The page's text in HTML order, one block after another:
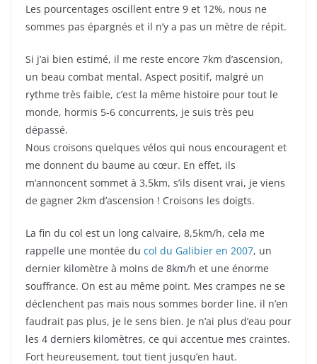
Les pourcentages oscillent entre 9 et 12%, nous ne
sommes pas épargnés et il n’y a pas un mètre de répit.
Si j’ai bien estimé, il me reste encore 7km d’ascension,
un beau combat mental. Aspect positif, malgré un
rythme très faible, c’est la même histoire pour tout le
monde, hormis 5-6 concurrents, je suis très peu
dépassé.
Nous croisons quelques vélos qui nous encouragent et
me donnent du baume au cœur. En effet, ils
m’annoncent sommet à 3,5km, s’ils disent vrai, je viens
de gagner 2km d’ascension ! Croisons les doigts.
La fin du col est un long calvaire, 8,5km/h, cela me
rappelle une montée du col du Galibier en 2007, un
dernier kilomètre à moins de 8km/h et une énorme
souffrance. On est au même point. Mes crampes ne se
déclenchent pas mais nous sommes border line, il n’en
faudrait pas plus, je le sens bien. Je n’ai plus d’eau pour
les 4 derniers kilomètres, ce qui accentue mes craintes.
Fort heureusement, tout tient jusqu’en haut.